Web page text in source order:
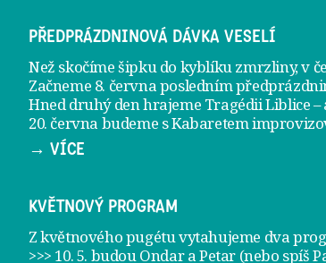
PŘEDPRÁZDNINOVÁ DÁVKA VESELÍ
Než skočíme šipku do kyblíku zmrzliny, v
Začneme 8. června posledním
Hned druhý den hrajeme Tragédii Liblice–
20. června budeme s Kabaretem
→ VÍCE
KVĚTNOVÝ PROGRAM
Z květnového pugétu vytahujeme dva
>>> 10. 5. budou Ondar a Petar (nebo spíš